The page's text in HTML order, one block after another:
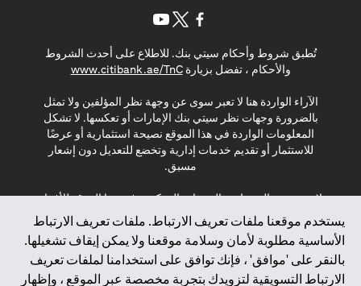
يستخدم موقعنا ملفات تعريف الارتباط. ملفات تعريف الارتباط
الأساسية مطلوبة لأمان وسلامة موقعنا ولا يمكن إيقاف تشغيلها.
بالنقر على 'موافق' ، فإنك توافق على استخدامنا لملفات تعريف
الارتباط التسويقية لتزويدك بتجربة مخصصة عبر الموقع ، وإظهار
تُطبق شروط وأحكام سيتي بنك. للاطلاع على أحدث الشروط
والأحكام ، تفضل بزيارةwww.citibank.ae/TnC
(opens in a new tab)
الآراء الواردة هنا لا تعبر سوى عن وجهة نظر المؤلفين ولا تمثل
بالضرورة وجهات نظر سيتي بنك الإمارات أو تعكسها. لا تشكل
المعلومات الواردة في هذا الموقع نصيحة استثمارية أو عرضًا
للاستثمار أو تقديم خدمات إدارية وتخضع للتعديل دون إشعار
مسبق.
لا يتم تقديم المنتجات والخدمات المذكورة في هذا الموقع للأفراد
المقيمين في الاتحاد الأوروبي أو المنطقة الاقتصادية الأوروبية أو
سويسرا أو غيرنسي أو جيرسي أو موناكو أو سان مارينو أو
الفاتيكان أو جزيرة مان أو المملكة المتحدة أو خصوصية البيانات
(لائحة حماية البيانات العامة \ قانون حماية البيانات الشخصية
العامة \ قانون خصوصية نيوزيلندا). المحتوى الموجود في هذه